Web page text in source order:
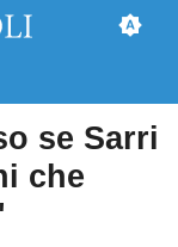
se Sarri
che